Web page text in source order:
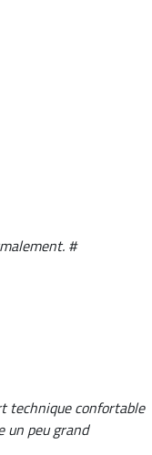
#
technique confortable
un peu grand